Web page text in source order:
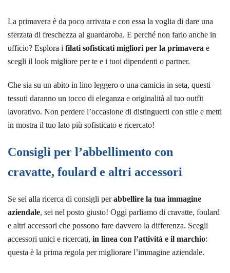
La primavera è da poco arrivata e con essa la voglia di dare una
sferzata di freschezza al guardaroba. E perché non farlo anche in
ufficio? Esplora i filati sofisticati migliori per la primavera e
scegli il look migliore per te e i tuoi dipendenti o partner.
Che sia su un abito in lino leggero o una camicia in seta, questi
tessuti daranno un tocco di eleganza e originalità al tuo outfit
lavorativo. Non perdere l’occasione di distinguerti con stile e metti
in mostra il tuo lato più sofisticato e ricercato!
Consigli per l’abbellimento con
cravatte, foulard e altri accessori
Se sei alla ricerca di consigli perabbellire la tua immagine
aziendale, sei nel posto giusto! Oggi parliamo di cravatte, foulard
e altri accessori che possono fare davvero la differenza. Scegli
accessori unici e ricercati, in linea con l’attività e il marchio:
questa è la prima regola per migliorare l’immagine aziendale.